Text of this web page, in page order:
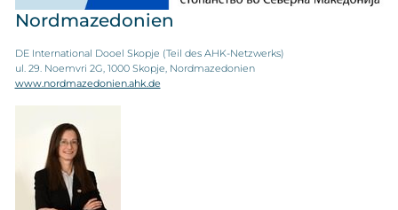
Nordmazedonien
DE International Dooel Skopje (Teil des AHK-Netzwerks)
ul. 29. Noemvri 2G, 1000 Skopje, Nordmazedonien
www.nordmazedonien.ahk.de